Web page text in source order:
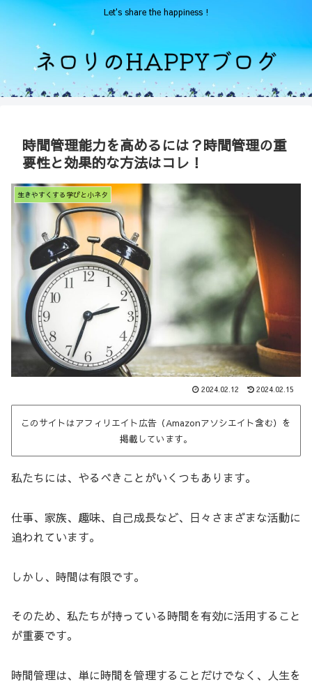
Let's share the happiness !
時間管理能力を高めるには？時間管理の重
要性と効果的な方法はコレ！
生きやすくする学びと小ネタ
2024.02.12 2024.02.15
このサイトはアフィリエイト広告（Amazonアソシエイト含む）を
掲載しています。
私たちには、やるべきことがいくつもあります。
仕事、家族、趣味、自己成長など、日々さまざまな活動に
追われています。
しかし、時間は有限です。
そのため、私たちが持っている時間を有効に活用すること
が重要です。
時間管理は、単に時間を管理することだけでなく、人生を